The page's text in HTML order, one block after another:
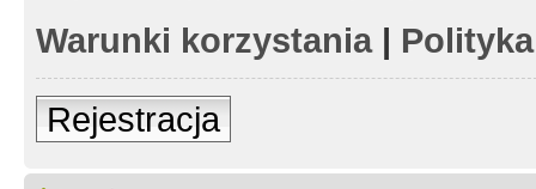
Warunki korzystania|
Rejestracja